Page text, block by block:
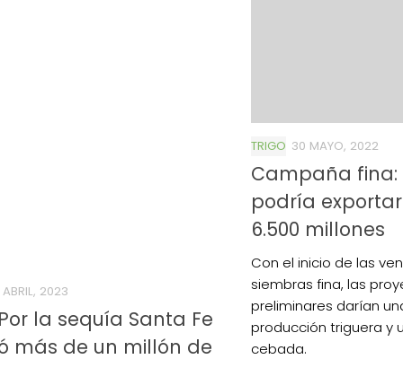
2023
la sequía Santa Fe
más de un millón de
TRIGO 30 MAYO, 2022
Campaña
podría
6.500 millones
Con el inicio de las
siembras fina, las
preliminares darían
producción triguera y
cebada.